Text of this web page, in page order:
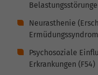
Neurasthenie
Psychosoziale
Erkrankungen (F54)